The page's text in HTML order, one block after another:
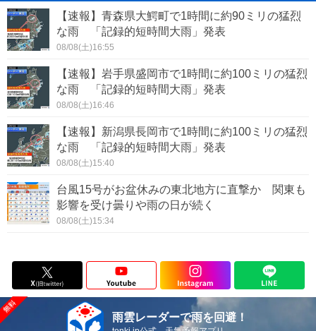
【速報】青森県大鰐町で1時間に約90ミリの猛烈
な雨 「記録的短時間大雨」発表
08/08(土)16:55
【速報】岩手県盛岡市で1時間に約100ミリの猛烈
な雨 「記録的短時間大雨」発表
08/08(土)16:46
【速報】新潟県長岡市で1時間に約100ミリの猛烈
な雨 「記録的短時間大雨」発表
08/08(土)15:40
台風15号がお盆休みの東北地方に直撃か 関東も
影響を受け曇りや雨の日が続く
08/08(土)15:34
雨雲レーダーで雨を回避！